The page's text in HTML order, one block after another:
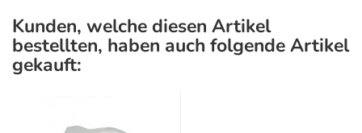
Kunden, welche diesen Artikel
bestellten, haben auch folgende Artikel
gekauft: